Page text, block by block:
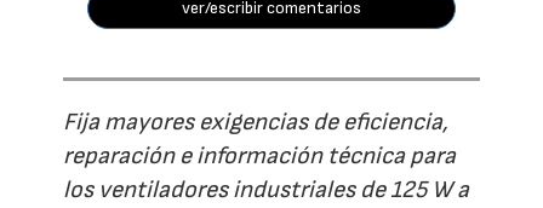
ver/escribir comentarios
Fija mayores exigencias de eficiencia,
reparación e información técnica para
los ventiladores industriales de 125 W a